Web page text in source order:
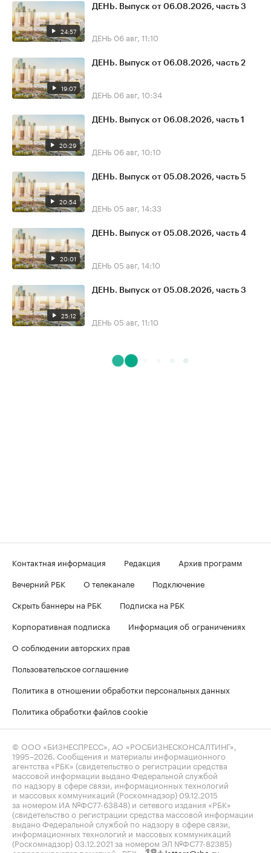
24:57
ДЕНЬ. Выпуск от 06.08.2026, часть 3
ДЕНЬ 06 авг, 11:10
19:07
ДЕНЬ. Выпуск от 06.08.2026, часть 2
ДЕНЬ 06 авг, 10:34
20:29
ДЕНЬ. Выпуск от 06.08.2026, часть 1
ДЕНЬ 06 авг, 10:10
20:54
ДЕНЬ. Выпуск от 05.08.2026, часть 5
ДЕНЬ 05 авг, 14:33
20:01
ДЕНЬ. Выпуск от 05.08.2026, часть 4
ДЕНЬ 05 авг, 14:10
25:12
ДЕНЬ. Выпуск от 05.08.2026, часть 3
ДЕНЬ 05 авг, 11:10
Контактная информация Редакция
Архив программ
Вечерний РБК
О телеканале
Подключение
Скрыть баннеры на РБК
Подписка на РБК
Корпоративная подписка
Информация об ограничениях
О соблюдении авторских прав
Пользовательское соглашение
Политика в отношении обработки персональных данных
Политика обработки файлов cookie
© ООО «БИЗНЕСПРЕСС», АО «РОСБИЗНЕСКОНСАЛТИНГ»,
1995–2026 . Сообщения и материалы информационного
агентства «РБК» (свидетельство о регистрации средства
массовой информации выдано Федеральной службой
по надзору в сфере связи, информационных технологий
и массовых коммуникаций (Роскомнадзор) 09.12.2015
за номером ИА №ФС77-63848) и сетевого издания «РБК»
(свидетельство о регистрации средства массовой информации
выдано Федеральной службой по надзору в сфере связи,
информационных технологий и массовых коммуникаций
(Роскомнадзор) 03.12.2021 за номером ЭЛ №ФС77-82385)